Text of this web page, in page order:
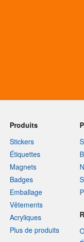
Produits
Stickers
Étiquettes
Magnets
Badges
Emballage
Vêtements
Acryliques
Plus de produits